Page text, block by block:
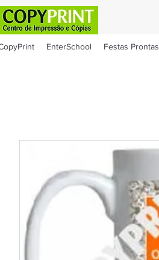
EnterSchool Festas Prontas